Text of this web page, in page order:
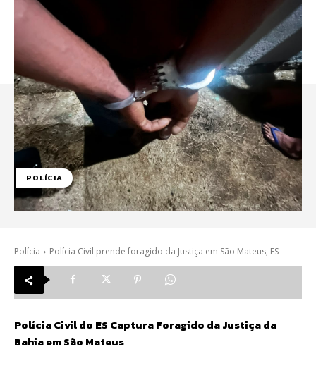
POLÍCIA
Polícia Polícia Civil prende foragido da Justiça em São Mateus, ES
Polícia Civil do ES Captura Foragido da Justiça da
Bahia em São Mateus